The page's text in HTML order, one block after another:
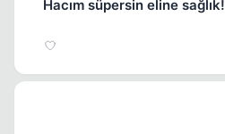
Hacım süpersin eline sağlık!